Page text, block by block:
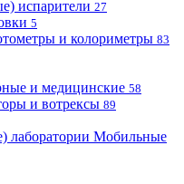
испарители 27
5
и колориметры 83
и медицинские 58
и вотрексы 89
Мобильные